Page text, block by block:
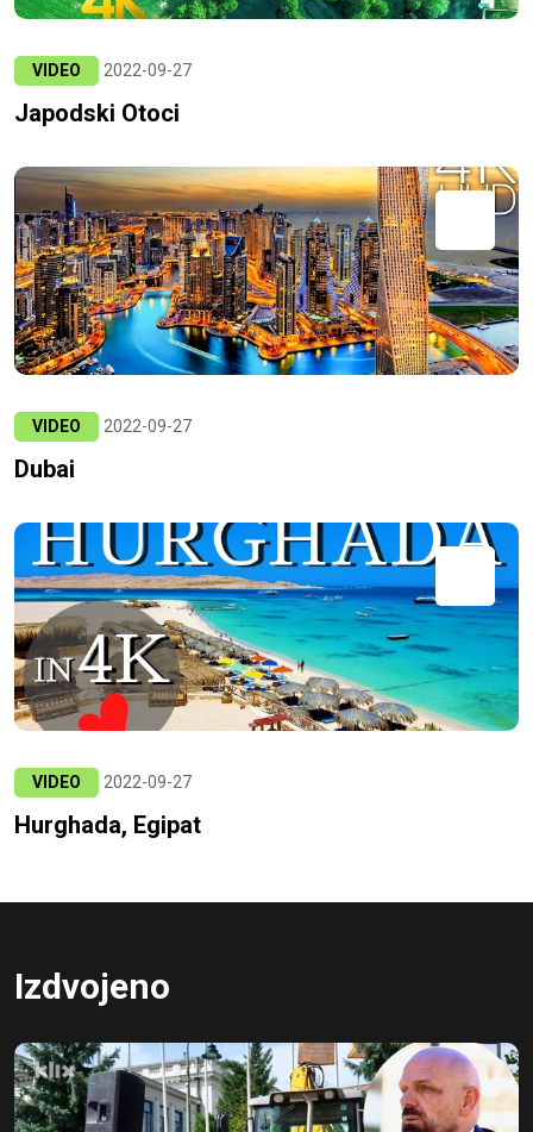
VIDEO 2022-09-27
Japodski Otoci
VIDEO 2022-09-27
Dubai
VIDEO 2022-09-27
Hurghada, Egipat
Izdvojeno